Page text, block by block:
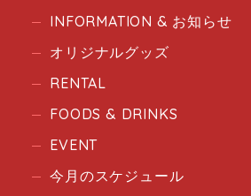
INFORMATION & お知らせ
オリジナルグッズ
RENTAL
FOODS & DRINKS
EVENT
今月のスケジュール